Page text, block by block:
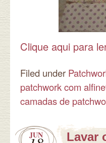
Clique aqui para
Filed under
patchwork com
camadas de
JUN Lavar